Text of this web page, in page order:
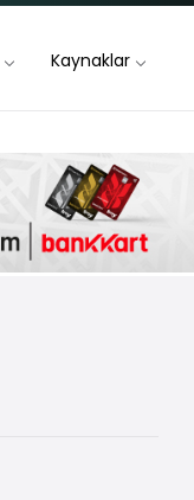
Kaynaklar